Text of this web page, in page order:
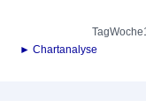
TagWoche
► Chartanalyse